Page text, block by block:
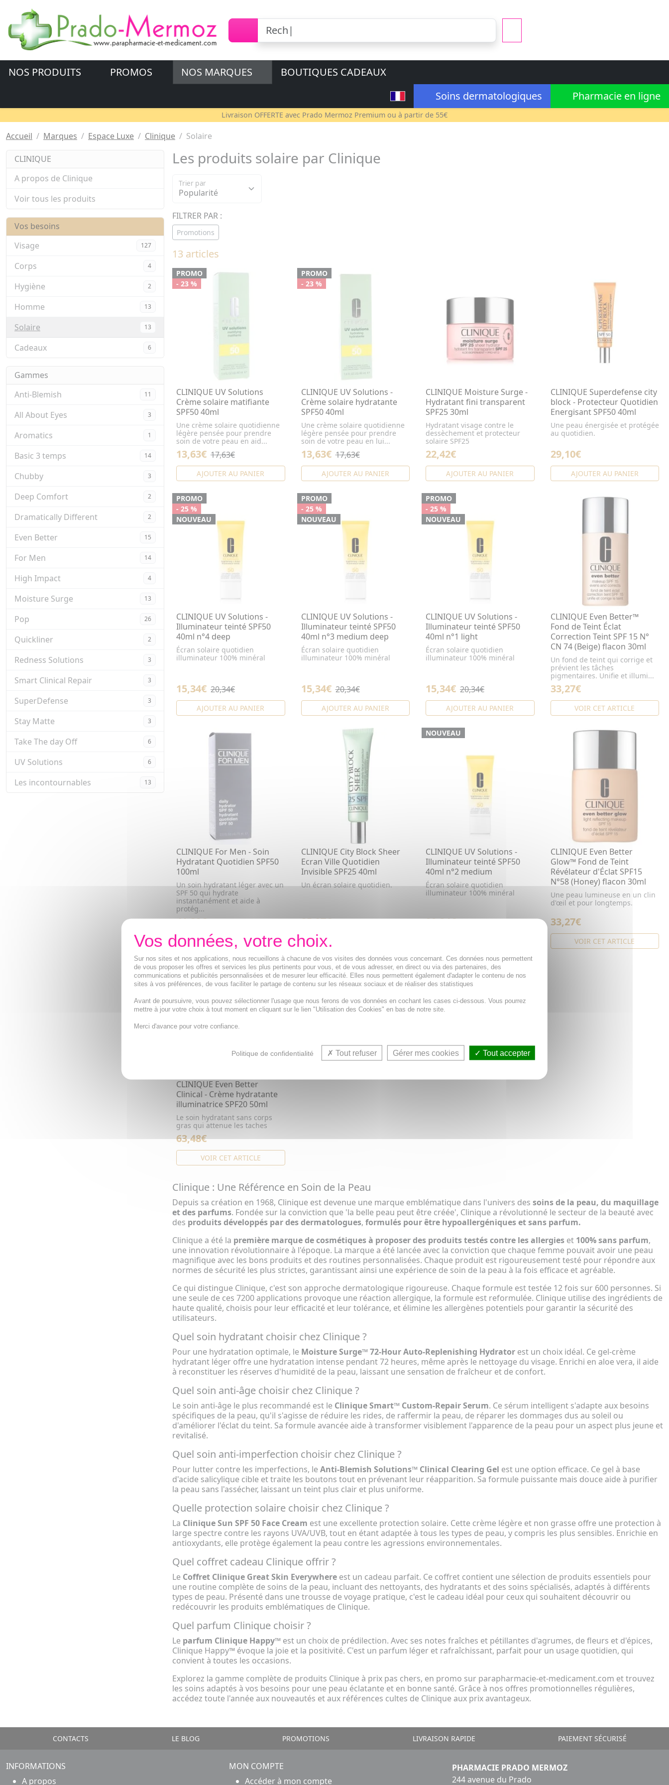
NOS PRODUITS PROMOS NOS MARQUES
BOUTIQUES CADEAUX
Soins dermatologiques
Pharmacie en ligne
Livraison OFFERTE avec Prado Mermoz Premium ou à partir de 55€
Accueil Marques Espace Luxe Clinique Solaire
CLINIQUE
A propos de Clinique
Voir tous les produits
Vos besoins
Visage
127
Corps 4
Hygiène 2
Homme 13
Solaire 13
Cadeaux 6
Gammes
Anti-Blemish
11
All About Eyes 3
Aromatics 1
Basic 3 temps 14
Chubby 3
Deep Comfort 2
Dramatically Different 2
Even Better 15
For Men 14
High Impact 4
Moisture Surge 13
Pop 26
Quickliner 2
Redness Solutions 3
Smart Clinical Repair 3
SuperDefense 3
Stay Matte 3
Take The day Off 6
UV Solutions 6
Les incontournables 13
Les produits solaire par Clinique
Trier par
FILTRER PAR :
Promotions
13 articles
PROMO
- 23 %
CLINIQUE UV Solutions
Crème solaire matifiante
SPF50 40ml
Une crème solaire quotidienne
légère pensée pour prendre
soin de votre peau en aid...
13,63€ 17,63€
AJOUTER AU PANIER
PROMO
- 23 %
CLINIQUE UV Solutions -
Crème solaire hydratante
SPF50 40ml
Une crème solaire quotidienne
légère pensée pour prendre
soin de votre peau en lui...
13,63€ 17,63€
AJOUTER AU PANIER
CLINIQUE Moisture Surge -
Hydratant fini transparent
SPF25 30ml
Hydratant visage contre le
dessèchement et protecteur
solaire SPF25
22,42€
AJOUTER AU PANIER
CLINIQUE Superdefense city
block - Protecteur Quotidien
Energisant SPF50 40ml
Une peau énergisée et protégée
au quotidien.
29,10€
AJOUTER AU PANIER
PROMO
- 25 %
NOUVEAU
CLINIQUE UV Solutions -
Illuminateur teinté SPF50
40ml n°4 deep
Écran solaire quotidien
illuminateur 100% minéral
15,34€ 20,34€
AJOUTER AU PANIER
PROMO
- 25 %
NOUVEAU
CLINIQUE UV Solutions -
Illuminateur teinté SPF50
40ml n°3 medium deep
Écran solaire quotidien
illuminateur 100% minéral
15,34€ 20,34€
AJOUTER AU PANIER
PROMO
- 25 %
NOUVEAU
CLINIQUE UV Solutions -
Illuminateur teinté SPF50
40ml n°1 light
Écran solaire quotidien
illuminateur 100% minéral
15,34€ 20,34€
AJOUTER AU PANIER
CLINIQUE Even Better™
Fond de Teint Éclat
Correction Teint SPF 15 N°
CN 74 (Beige) flacon 30ml
Un fond de teint qui corrige et
prévient les tâches
pigmentaires. Unifie et illumi...
33,27€
VOIR CET ARTICLE
CLINIQUE For Men - Soin
Hydratant Quotidien SPF50
100ml
Un soin hydratant léger avec un
SPF 50 qui hydrate
instantanément et aide à
protég...
41,28€
AJOUTER AU PANIER
CLINIQUE City Block Sheer
Ecran Ville Quotidien
Invisible SPF25 40ml
Un écran solaire quotidien.
25,97€
AJOUTER AU PANIER
NOUVEAU
CLINIQUE UV Solutions -
Illuminateur teinté SPF50
40ml n°2 medium
Écran solaire quotidien
illuminateur 100% minéral
20,34€
CLINIQUE Even Better
Glow™ Fond de Teint
Révélateur d'Éclat SPF15
N°58 (Honey) flacon 30ml
Une peau lumineuse en un clin
d'œil et pour longtemps.
33,27€
VOIR CET ARTICLE
NOUVEAU
CLINIQUE Even Better
Clinical - Crème hydratante
illuminatrice SPF20 50ml
Le soin hydratant sans corps
gras qui attenue les taches
63,48€
VOIR CET ARTICLE
Clinique : Une Référence en Soin de la Peau
Depuis sa création en 1968, Clinique est devenue une marque emblématique dans l'univers des soins de la peau, du maquillage
et des parfums. Fondée sur la conviction que 'la belle peau peut être créée', Clinique a révolutionné le secteur de la beauté avec
des produits développés par des dermatologues, formulés pour être hypoallergéniques et sans parfum.
Clinique a été la première marque de cosmétiques à proposer des produits testés contre les allergies et 100% sans parfum,
une innovation révolutionnaire à l'époque. La marque a été lancée avec la conviction que chaque femme pouvait avoir une peau
magnifique avec les bons produits et des routines personnalisées. Chaque produit est rigoureusement testé pour répondre aux
normes de sécurité les plus strictes, garantissant ainsi une expérience de soin de la peau à la fois efficace et agréable.
Ce qui distingue Clinique, c'est son approche dermatologique rigoureuse. Chaque formule est testée 12 fois sur 600 personnes. Si
une seule de ces 7200 applications provoque une réaction allergique, la formule est reformulée. Clinique utilise des ingrédients de
haute qualité, choisis pour leur efficacité et leur tolérance, et élimine les allergènes potentiels pour garantir la sécurité des
utilisateurs.
Quel soin hydratant choisir chez Clinique ?
Pour une hydratation optimale, le Moisture Surge™ 72-Hour Auto-Replenishing Hydrator est un choix idéal. Ce gel-crème
hydratant léger offre une hydratation intense pendant 72 heures, même après le nettoyage du visage. Enrichi en aloe vera, il aide
à reconstituer les réserves d'humidité de la peau, laissant une sensation de fraîcheur et de confort.
Quel soin anti-âge choisir chez Clinique ?
Le soin anti-âge le plus recommandé est le Clinique Smart™ Custom-Repair Serum. Ce sérum intelligent s'adapte aux besoins
spécifiques de la peau, qu'il s'agisse de réduire les rides, de raffermir la peau, de réparer les dommages dus au soleil ou
d'améliorer l'éclat du teint. Sa formule avancée aide à transformer visiblement l'apparence de la peau pour un aspect plus jeune et
revitalisé.
Quel soin anti-imperfection choisir chez Clinique ?
Pour lutter contre les imperfections, le Anti-Blemish Solutions™ Clinical Clearing Gel est une option efficace. Ce gel à base
d'acide salicylique cible et traite les boutons tout en prévenant leur réapparition. Sa formule puissante mais douce aide à purifier
la peau sans l'assécher, laissant un teint plus clair et plus uniforme.
Quelle protection solaire choisir chez Clinique ?
La Clinique Sun SPF 50 Face Cream est une excellente protection solaire. Cette crème légère et non grasse offre une protection à
large spectre contre les rayons UVA/UVB, tout en étant adaptée à tous les types de peau, y compris les plus sensibles. Enrichie en
antioxydants, elle protège également la peau contre les agressions environnementales.
Quel coffret cadeau Clinique offrir ?
Le Coffret Clinique Great Skin Everywhere est un cadeau parfait. Ce coffret contient une sélection de produits essentiels pour
une routine complète de soins de la peau, incluant des nettoyants, des hydratants et des soins spécialisés, adaptés à différents
types de peau. Présenté dans une trousse de voyage pratique, c'est le cadeau idéal pour ceux qui souhaitent découvrir ou
redécouvrir les produits emblématiques de Clinique.
Quel parfum Clinique choisir ?
Le parfum Clinique Happy™ est un choix de prédilection. Avec ses notes fraîches et pétillantes d'agrumes, de fleurs et d'épices,
Clinique Happy™ évoque la joie et la positivité. C'est un parfum léger et rafraîchissant, parfait pour un usage quotidien, qui
convient à toutes les occasions.
Explorez la gamme complète de produits Clinique à prix pas chers, en promo sur parapharmacie-et-medicament.com et trouvez
les soins adaptés à vos besoins pour une peau éclatante et en bonne santé. Grâce à nos offres promotionnelles régulières,
accédez toute l'année aux nouveautés et aux références cultes de Clinique aux prix avantageux.
CONTACTS LE BLOG PROMOTIONS LIVRAISON RAPIDE PAIEMENT SÉCURISÉ
INFORMATIONS
A propos
MON COMPTE
Accéder à mon compte
PHARMACIE PRADO MERMOZ
244 avenue du Prado
Sur nos sites et nos applications, nous recueillons à chacune de vos visites des données vous concernant. Ces données nous permettent
de vous proposer les offres et services les plus pertinents pour vous, et de vous adresser, en direct ou via des partenaires, des
communications et publicités personnalisées et de mesurer leur efficacité. Elles nous permettent également d'adapter le contenu de nos
sites à vos préférences, de vous faciliter le partage de contenu sur les réseaux sociaux et de réaliser des statistiques
Avant de poursuivre, vous pouvez sélectionner l'usage que nous ferons de vos données en cochant les cases ci-dessous. Vous pourrez
mettre à jour votre choix à tout moment en cliquant sur le lien "Utilisation des Cookies" en bas de notre site.
Merci d'avance pour votre confiance.
Politique de confidentialité Tout refuser Gérer mes cookies Tout accepter